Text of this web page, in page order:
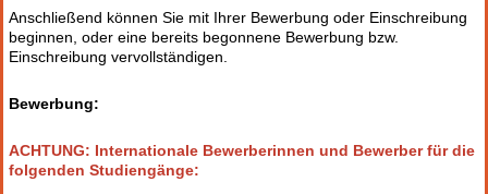
Anschließend können Sie mit Ihrer Bewerbung oder Einschreibung
beginnen, oder eine bereits begonnene Bewerbung bzw.
Einschreibung vervollständigen.
Bewerbung:
ACHTUNG: Internationale Bewerberinnen und Bewerber für die
folgenden Studiengänge: